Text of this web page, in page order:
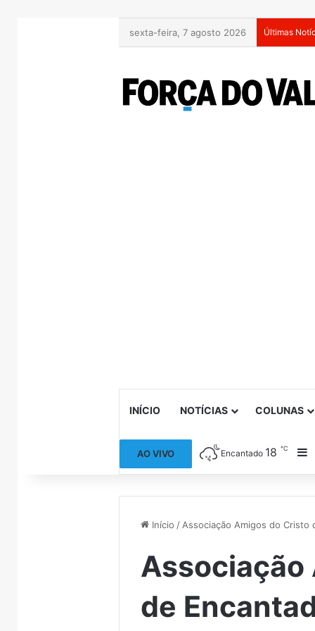
sexta-feira, 7 agosto 2026 Últimas
INÍCIO NOTÍCIAS COLUNAS
AO VIVO Encantado 18℃
Início / Associação Amigos do Cristo
Associação
de